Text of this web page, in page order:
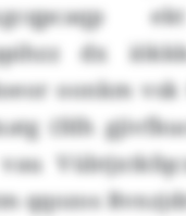
dx
oonkm
(fdh
qqozos